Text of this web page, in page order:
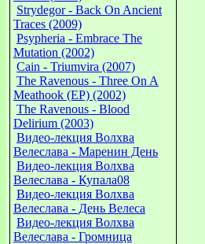
Strydegor - Back On Ancient
Traces (2009)
Psypheria - Embrace The
Mutation (2002)
Cain - Triumvira (2007)
The Ravenous - Three On A
Meathook (EP) (2002)
The Ravenous - Blood
Delirium (2003)
Видео-лекция Волхва
Велеслава - Маренин День
Видео-лекция Волхва
Велеслава - Купала08
Видео-лекция Волхва
Велеслава - День Велеса
Видео-лекция Волхва
Велеслава - Громница